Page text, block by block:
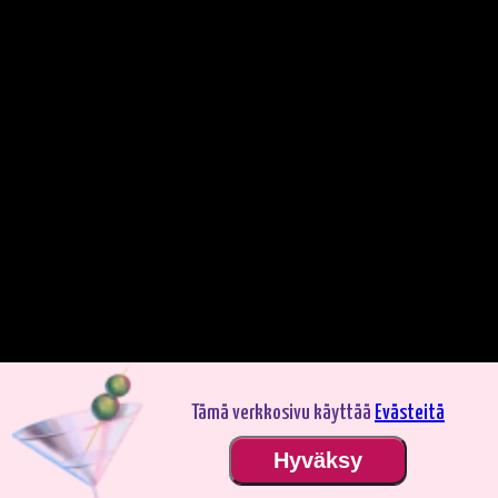
Pelaa demotilassa. Oikealla rahalla pelaaminen on jännittävämpää.
Tämä verkkosivu käyttää Evästeitä
Hyväksy